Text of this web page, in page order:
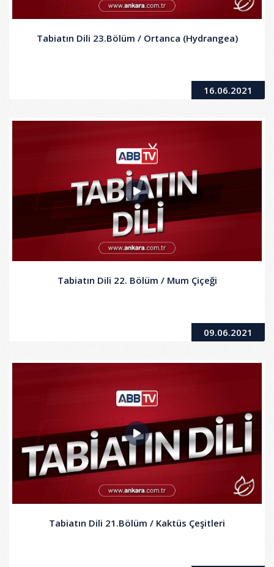
Tabiatın Dili 23.Bölüm / Ortanca (Hydrangea)
16.06.2021
Tabiatın Dili 22. Bölüm / Mum Çiçeği
09.06.2021
Tabiatın Dili 21.Bölüm / Kaktüs Çeşitleri